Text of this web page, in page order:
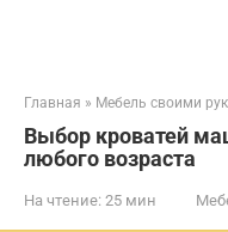
Главная » Мебель своими
Выбор кроватей
любого возраста
На чтение: 25 мин